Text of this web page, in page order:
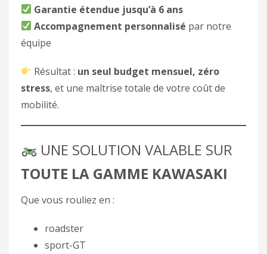
Garantie étendue jusqu’à 6 ans
Accompagnement personnalisé par notre
équipe
Résultat : un seul budget mensuel, zéro
stress, et une maîtrise totale de votre coût de
mobilité.
UNE SOLUTION VALABLE SUR
TOUTE LA GAMME KAWASAKI
Que vous rouliez en :
roadster
sport-GT